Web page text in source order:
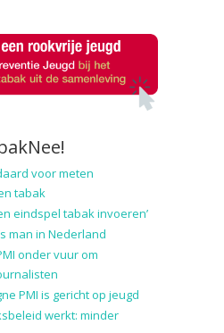
voor meten
tabak
eindspel tabak invoeren’
man in Nederland
onder vuur om
PMI is gericht op jeugd
werkt: minder